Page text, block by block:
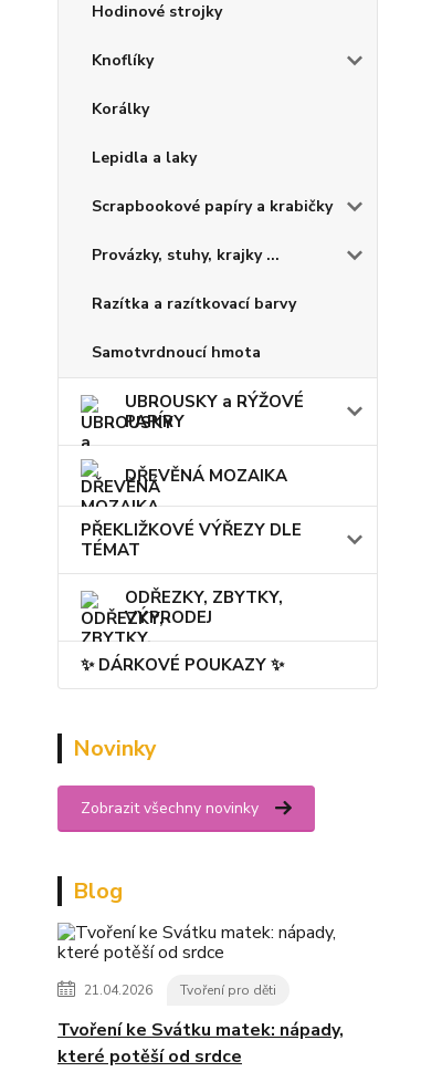
Hodinové strojky
Knoflíky
Korálky
Lepidla a laky
Scrapbookové papíry a krabičky
Provázky, stuhy, krajky ...
Razítka a razítkovací barvy
Samotvrdnoucí hmota
UBROUSKY a RÝŽOVÉ
PAPÍRY
DŘEVĚNÁ MOZAIKA
PŘEKLIŽKOVÉ VÝŘEZY DLE
TÉMAT
ODŘEZKY, ZBYTKY,
VÝPRODEJ
✨ DÁRKOVÉ POUKAZY ✨
Novinky
Zobrazit všechny novinky
Blog
21.04.2026 Tvoření pro děti
Tvoření ke Svátku matek: nápady,
které potěší od srdce